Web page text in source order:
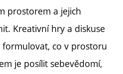
prostorem a jejich
Kreativní hry a diskuse
co v prostoru
je posílit sebevědomí,